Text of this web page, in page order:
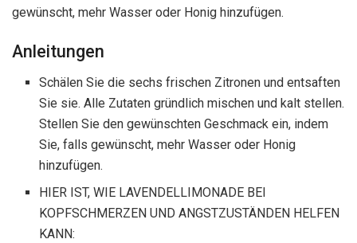
gewünscht, mehr Wasser oder Honig hinzufügen.
Anleitungen
Schälen Sie die sechs frischen Zitronen und entsaften
Sie sie. Alle Zutaten gründlich mischen und kalt stellen.
Stellen Sie den gewünschten Geschmack ein, indem
Sie, falls gewünscht, mehr Wasser oder Honig
hinzufügen.
HIER IST, WIE LAVENDELLIMONADE BEI
KOPFSCHMERZEN UND ANGSTZUSTÄNDEN HELFEN
KANN: